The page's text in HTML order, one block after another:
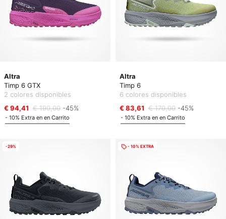
Altra
Timp 6 GTX
2 colores disponibles
€ 94,41 € 190,00 -45%
- 10% Extra en en Carrito
Altra
Timp 6
6 colores disponibles
€ 83,61 € 170,00 -45%
- 10% Extra en en Carrito
-29% - 10% EXTRA